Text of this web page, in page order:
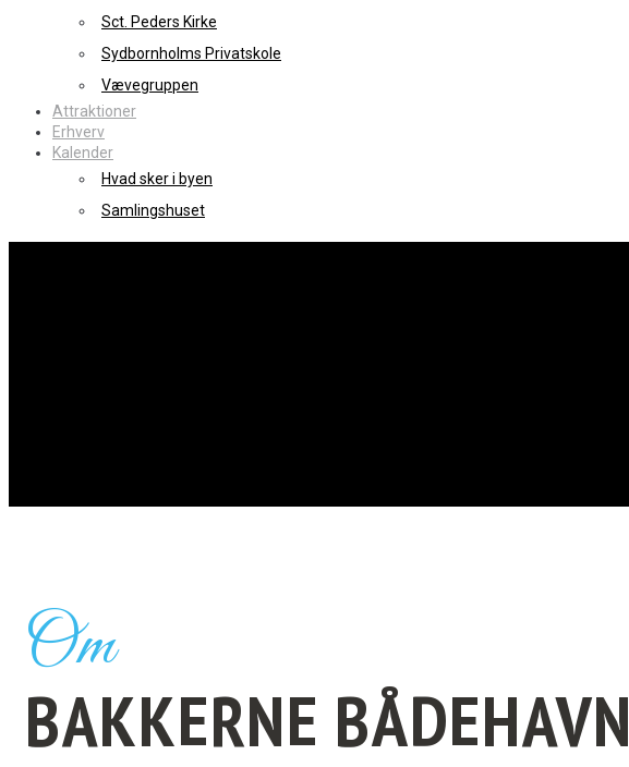
Sct. Peders Kirke
Sydbornholms Privatskole
Vævegruppen
Attraktioner
Erhverv
Kalender
Hvad sker i byen
Samlingshuset
Om
BAKKERNE BÅDEHAVN